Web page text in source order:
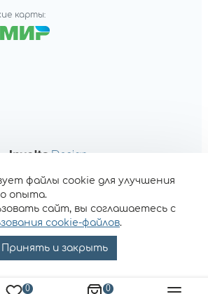
0 0
карты:
файлы cookie для улучшения
опыта.
сайт, вы соглашаетесь с
cookie-файлов.
Принять и закрыть